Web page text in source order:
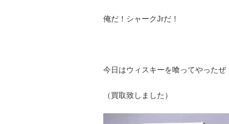
俺だ！シャークJrだ！
今日はウィスキーを喰ってやったぜ
（買取致しました）